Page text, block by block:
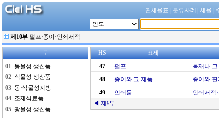
관세율표 분류사례 |세율
제10부 펄프·종이·인쇄서적
부 HS
표제
47
펄프
목재나
48
종이와 그 제품
종이와 판
49
인쇄물
인쇄서적
◀ 제9부